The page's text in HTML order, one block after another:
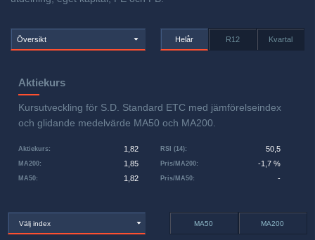
Översikt Helår R12 Kvartal
Aktiekurs
Kursutveckling för S.D. Standard ETC med jämförelseindex
och glidande medelvärde MA50 och MA200.
Aktiekurs: 1,82
MA50: 1,82
MA200: 1,85 Pris/MA200: -1,7 %
RSI (14): 50,5
Pris/MA50: -
Välj index MA50 MA200